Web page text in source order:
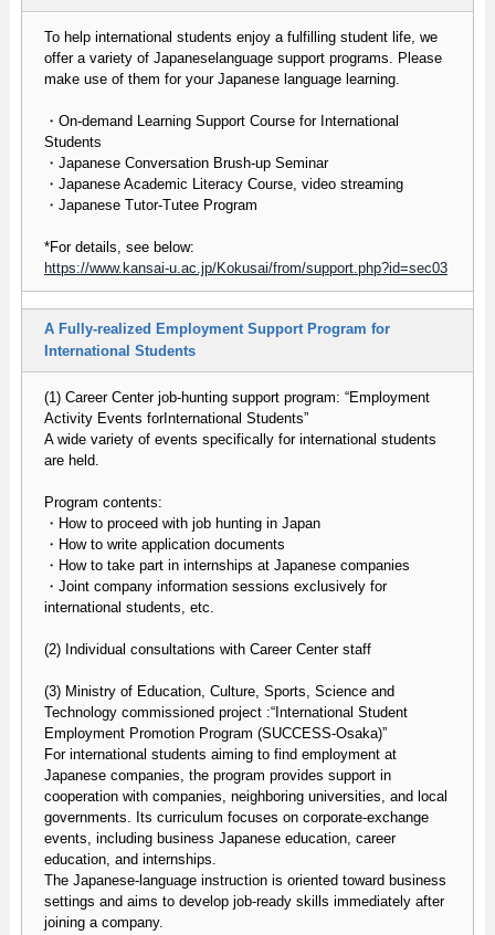
To help international students enjoy a fulfilling student life, we
offer a variety of Japaneselanguage support programs. Please
make use of them for your Japanese language learning.
・On-demand Learning Support Course for International
Students
・Japanese Conversation Brush-up Seminar
・Japanese Academic Literacy Course, video streaming
・Japanese Tutor-Tutee Program
*For details, see below:
https://www.kansai-u.ac.jp/Kokusai/from/support.php?id=sec03
A Fully-realized Employment Support Program for
International Students
(1) Career Center job-hunting support program: “Employment
Activity Events forInternational Students”
A wide variety of events specifically for international students
are held.
Program contents:
・How to proceed with job hunting in Japan
・How to write application documents
・How to take part in internships at Japanese companies
・Joint company information sessions exclusively for
international students, etc.
(2) Individual consultations with Career Center staff
(3) Ministry of Education, Culture, Sports, Science and
Technology commissioned project :“International Student
Employment Promotion Program (SUCCESS-Osaka)”
For international students aiming to find employment at
Japanese companies, the program provides support in
cooperation with companies, neighboring universities, and local
governments. Its curriculum focuses on corporate-exchange
events, including business Japanese education, career
education, and internships.
The Japanese-language instruction is oriented toward business
settings and aims to develop job-ready skills immediately after
joining a company.